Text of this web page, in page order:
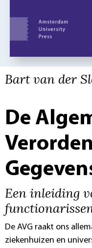
Bart van der
De
Een inleiding
De AVG raakt ons
ziekenhuizen en